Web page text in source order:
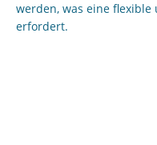
werden, was eine
erfordert.